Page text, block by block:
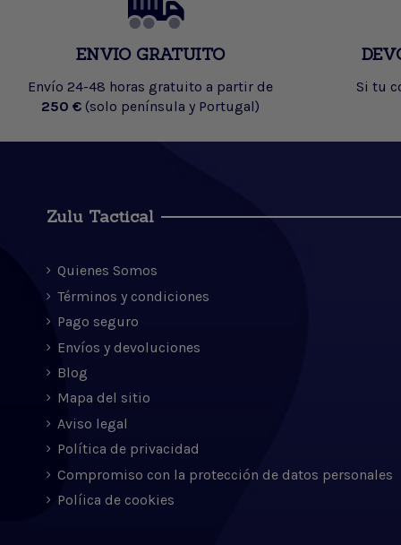
ENVIO GRATUITO
Envío 24-48 horas gratuito a partir de
250 € (solo península y Portugal)
Si tu
Zulu Tactical
Quienes Somos
Términos y condiciones
Pago seguro
Envíos y devoluciones
Blog
Mapa del sitio
Aviso legal
Política de privacidad
Compromiso con la protección de datos personales
Políica de cookies